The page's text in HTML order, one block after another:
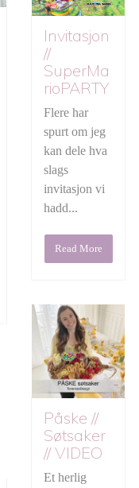
Invitasjon
//
SuperMa
rioPARTY
Flere har
spurt om jeg
kan dele hva
slags
invitasjon vi
hadd...
Read More
Påske //
Søtsaker
// VIDEO
Et herlig